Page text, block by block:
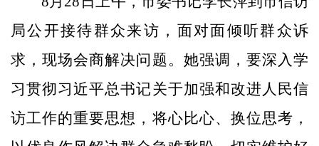
局公开接待群众来访，面对面倾听群众诉
求，现场会商解决问题。她强调，要深入学
习贯彻习近平总书记关于加强和改进人民信
访工作的重要思想，将心比心、换位思考，